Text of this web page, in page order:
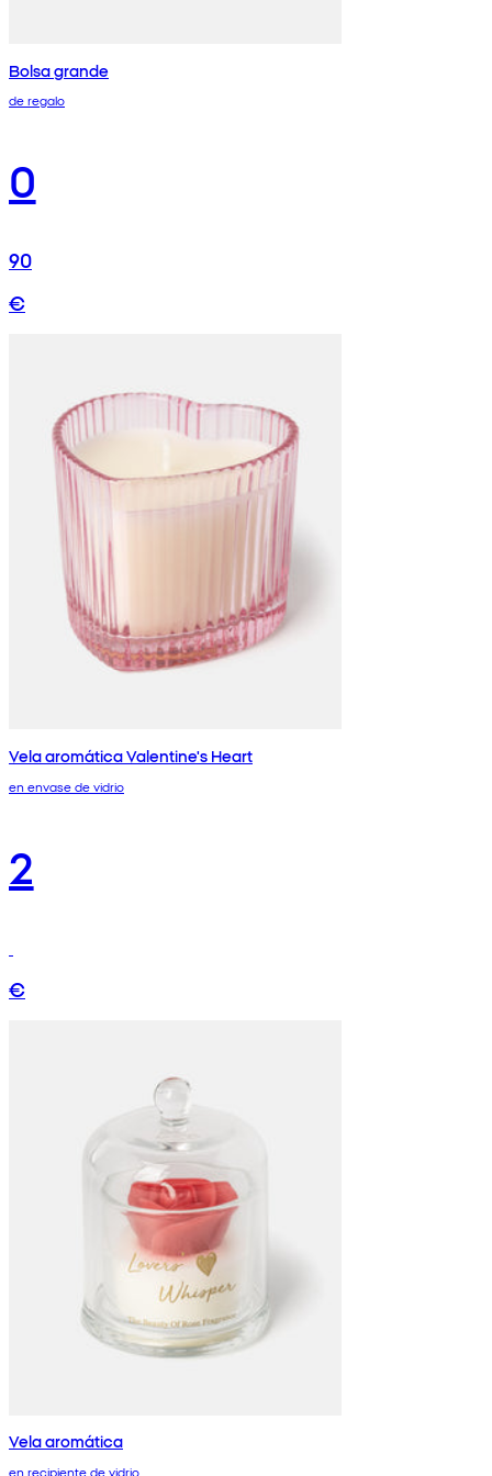
Bolsa grande
de regalo
0
90
€
Vela aromática Valentine's Heart
en envase de vidrio
2
€
Vela aromática
en recipiente de vidrio